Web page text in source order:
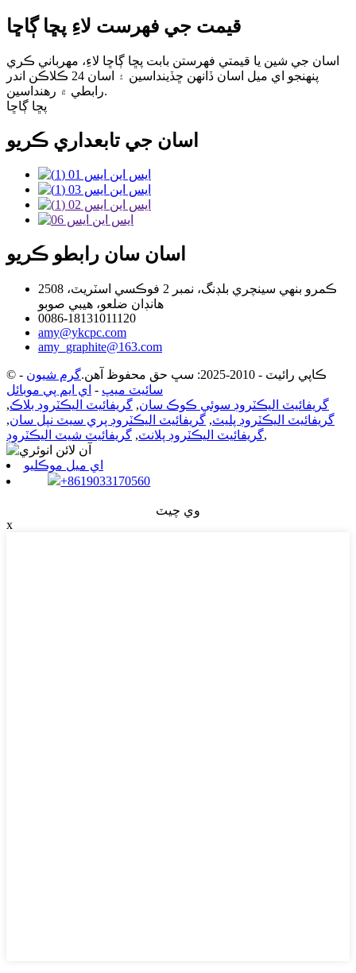
قيمت جي فهرست لاءِ پڇا ڳاڇا
اسان جي شين يا قيمتي فهرستن بابت پڇا ڳاڇا لاءِ، مهرباني ڪري
پنهنجو اي ميل اسان ڏانهن ڇڏينداسين ۽ اسان 24 ڪلاڪن اندر
رابطي ۾ رهنداسين.
پڇا ڳاڇا
اسان جي تابعداري ڪريو
اسان سان رابطو ڪريو
2508 ڪمرو بنهي سينچري بلڊنگ، نمبر 2 فوڪسي اسٽريٽ،
هانڊان ضلعو، هيبي صوبو
0086-18131011120
amy@ykcpc.com
amy_graphite@163.com
© ڪاپي رائيٽ - 2010-2025: سڀ حق محفوظ آهن. گرم شيون -
سائيٽ ميپ - اي ايم پي موبائل
گريفائيٽ اليڪٽروڊ سوئي ڪوڪ سان, گريفائيٽ اليڪٽروڊ بلاڪ,
گريفائيٽ اليڪٽروڊ پليٽ, گريفائيٽ اليڪٽروڊ پري سيٽ نپل سان,
گريفائيٽ اليڪٽروڊ پلانٽ, گريفائيٽ شيٽ اليڪٽروڊ ,
اي ميل موڪليو
+8619033170560
وي چيٽ
x